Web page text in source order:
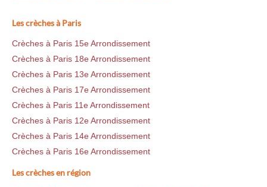
Les crèches à Paris
Crèches à Paris 15e Arrondissement
Crèches à Paris 18e Arrondissement
Crèches à Paris 13e Arrondissement
Crèches à Paris 17e Arrondissement
Crèches à Paris 11e Arrondissement
Crèches à Paris 12e Arrondissement
Crèches à Paris 14e Arrondissement
Crèches à Paris 16e Arrondissement
Les crèches en région